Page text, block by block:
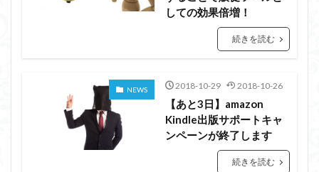
しての効果倍増！
続きを読む
NEWS 2018-10-29 2018-10-26
【あと3日】amazon
Kindle出版サポートキャ
ンペーンが終了します
続きを読む